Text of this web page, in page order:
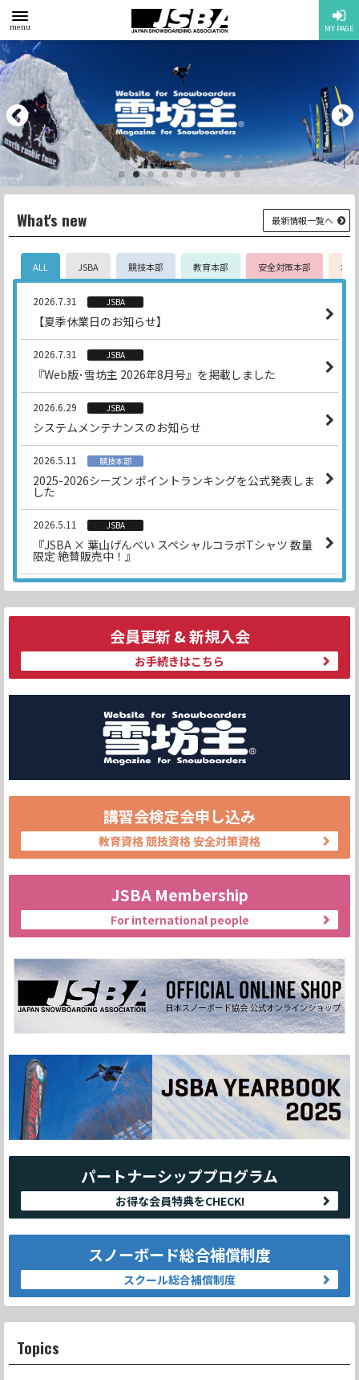
toggle
menu
menu MY PAGE
What's new 最新情報一覧へ
ALL JSBA 競技本部 教育本部 安全対策本部 地
2026.7.31 JSBA
【夏季休業日のお知らせ】
2026.7.31 JSBA
『Web版･雪坊主 2026年8月号』を掲載しました
2026.6.29 JSBA
システムメンテナンスのお知らせ
2026.5.11 競技本部
2025-2026シーズン ポイントランキングを公式発表しま
した
2026.5.11 JSBA
『JSBA × 葉山げんべい スペシャルコラボTシャツ 数量
限定 絶賛販売中！』
会員更新 & 新規入会
お手続きはこちら
講習会検定会申し込み
教育資格 競技資格 安全対策資格
JSBA Membership
For international people
パートナーシッププログラム
お得な会員特典をCHECK!
スノーボード総合補償制度
スクール総合補償制度
Topics